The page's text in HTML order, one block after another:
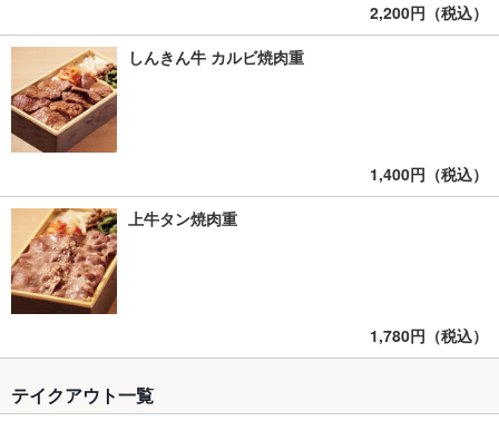
2,200円（税込）
しんきん牛 カルビ焼肉重
1,400円（税込）
上牛タン焼肉重
1,780円（税込）
テイクアウト一覧